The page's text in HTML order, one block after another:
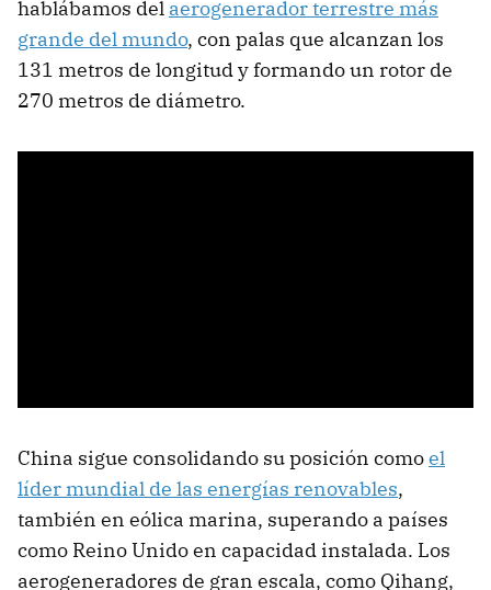
hablábamos del aerogenerador terrestre más
grande del mundo, con palas que alcanzan los
131 metros de longitud y formando un rotor de
270 metros de diámetro.
China sigue consolidando su posición comoel
líder mundial de las energías renovables,
también en eólica marina, superando a países
como Reino Unido en capacidad instalada. Los
aerogeneradores de gran escala, como Qihang,